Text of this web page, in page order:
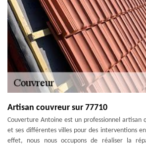
Artisan couvreur sur 77710
Couverture Antoine est un professionnel artisan
et ses différentes villes pour des interventions
effet, nous nous occupons de réaliser la